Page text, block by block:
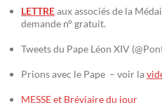
LETTREaux associés de la
demande n° gratuit.
Tweets du Pape Léon XIV
Prions avec le Pape – voir la
MESSE et Bréviaire du jour